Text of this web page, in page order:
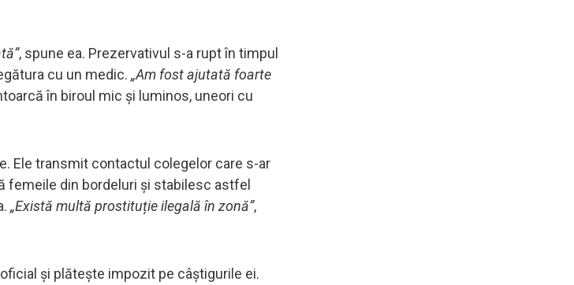
, spune ea. Prezervativul s-a rupt în timpul
cu un medic. „Am fost ajutată foarte
în biroul mic și luminos, uneori cu
Ele transmit contactul colegelor care s-ar
femeile din bordeluri și stabilesc astfel
„Există multă prostituție ilegală în zonă”,
și plătește impozit pe câștigurile ei.